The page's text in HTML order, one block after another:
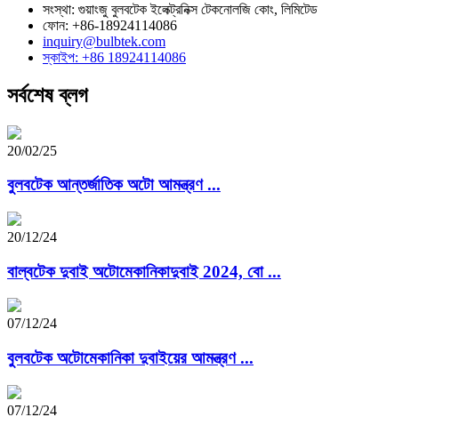
সংস্থা: গুয়াংজু বুলবটেক ইলেক্ট্রনিক্স টেকনোলজি কোং, লিমিটেড
ফোন: +86-18924114086
inquiry@bulbtek.com
স্কাইপ: +86 18924114086
সর্বশেষ ব্লগ
20/02/25
বুলবটেক আন্তর্জাতিক অটো আমন্ত্রণ ...
20/12/24
বাল্বটেক দুবাই অটোমেকানিকাদুবাই 2024, বো ...
07/12/24
বুলবটেক অটোমেকানিকা দুবাইয়ের আমন্ত্রণ ...
07/12/24